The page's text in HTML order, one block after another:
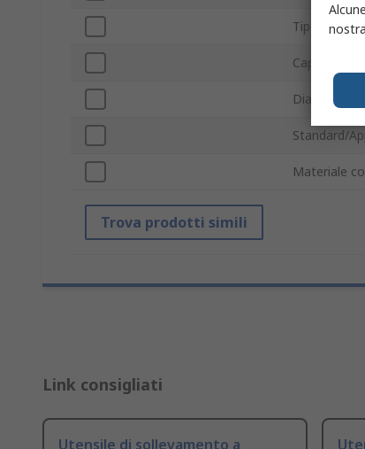
Tipo
Capacità
Diametro
Standard/
Materiale
Trova prodotti simili
Link consigliati
Utensile di sollevamento a
nostra